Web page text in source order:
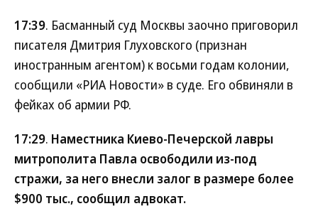
17:39. Басманный суд Москвы заочно приговорил
писателя Дмитрия Глуховского (признан
иностранным агентом) к восьми годам колонии,
сообщили «РИА Новости» в суде. Его обвиняли в
фейках об армии РФ.
17:29. Наместника Киево-Печерской лавры
митрополита Павла освободили из-под
стражи, за него внесли залог в размере более
$900 тыс., сообщил адвокат.